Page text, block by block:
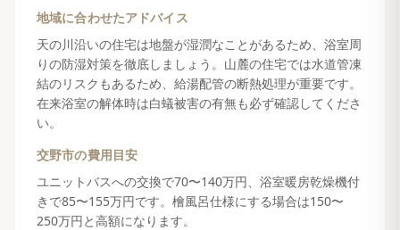
地域に合わせたアドバイス
天の川沿いの住宅は地盤が湿潤なことがあるため、浴室周
りの防湿対策を徹底しましょう。山麓の住宅では水道管凍
結のリスクもあるため、給湯配管の断熱処理が重要です。
在来浴室の解体時は白蟻被害の有無も必ず確認してくださ
い。
交野市の費用目安
ユニットバスへの交換で70〜140万円、浴室暖房乾燥機付
きで85〜155万円です。檜風呂仕様にする場合は150〜
250万円と高額になります。